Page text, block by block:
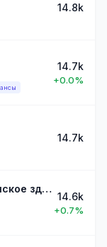
14.8k
14.7k
+0.0%
14.7k
Оксана Богдашевская. Женское здоровье
14.6k
+0.7%